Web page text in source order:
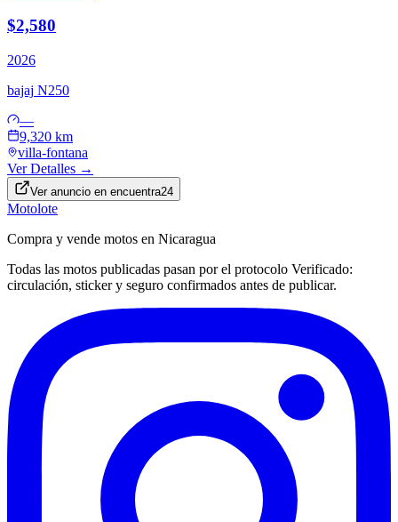
$2,580
2026
bajaj N250
—
9,320 km
villa-fontana
Ver Detalles →
Ver anuncio en encuentra24
Motolote
Compra y vende motos en Nicaragua
Todas las motos publicadas pasan por el protocolo Verificado:
circulación, sticker y seguro confirmados antes de publicar.